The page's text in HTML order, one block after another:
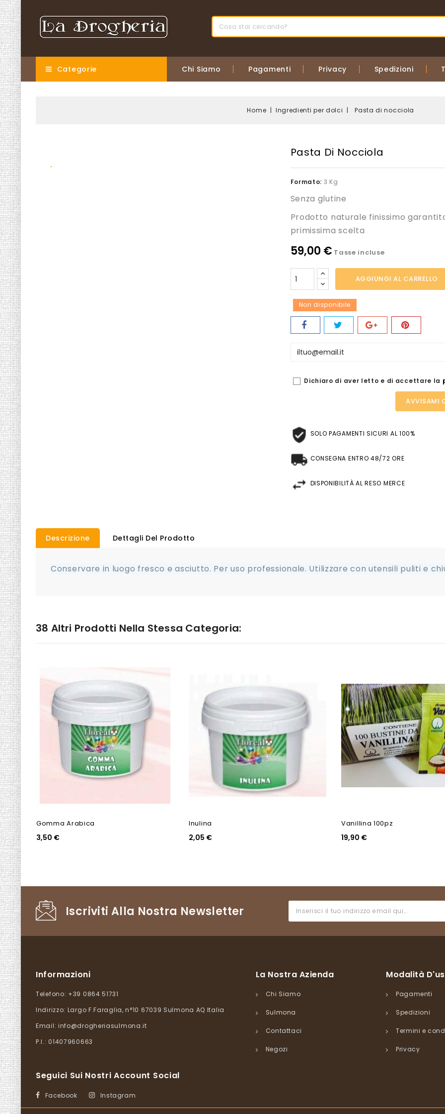
Chi Siamo Pagamenti Privacy Spedizioni
Categorie
Home Ingredienti per dolci Pasta di nocciola
Pasta Di Nocciola
Formato: 3 Kg
Senza glutine
Prodotto naturale finissimo
primissima scelta
59,00 € Tasse incluse
AGGIUNGI AL CARRELLO
Non disponibile
Dichiaro di aver letto e di accettare la
AVVISAMI
SOLO PAGAMENTI SICURI AL 100%
CONSEGNA ENTRO 48/72 ORE
DISPONIBILITÀ AL RESO MERCE
Descrizione Dettagli Del Prodotto
Conservare in luogo fresco e asciutto. Per uso professionale. Utilizzare con utensili puliti e
38 Altri Prodotti Nella Stessa Categoria:
Gomma Arabica
3,50 €
Inulina
2,05 €
Vanillina 100pz
19,90 €
Iscriviti Alla Nostra Newsletter
Informazioni
Telefono: +39 0864 51731
Indirizzo: Largo F.Faraglia, n°10 67039 Sulmona AQ Italia
Email: info@drogheriasulmona.it
P.I.: 01407960663
La Nostra Azienda
Chi Siamo
Sulmona
Contattaci
Negozi
Modalità
Pagamenti
Spedizioni
Termini e
Privacy
Seguici Sui Nostri Account Social
Facebook Instagram